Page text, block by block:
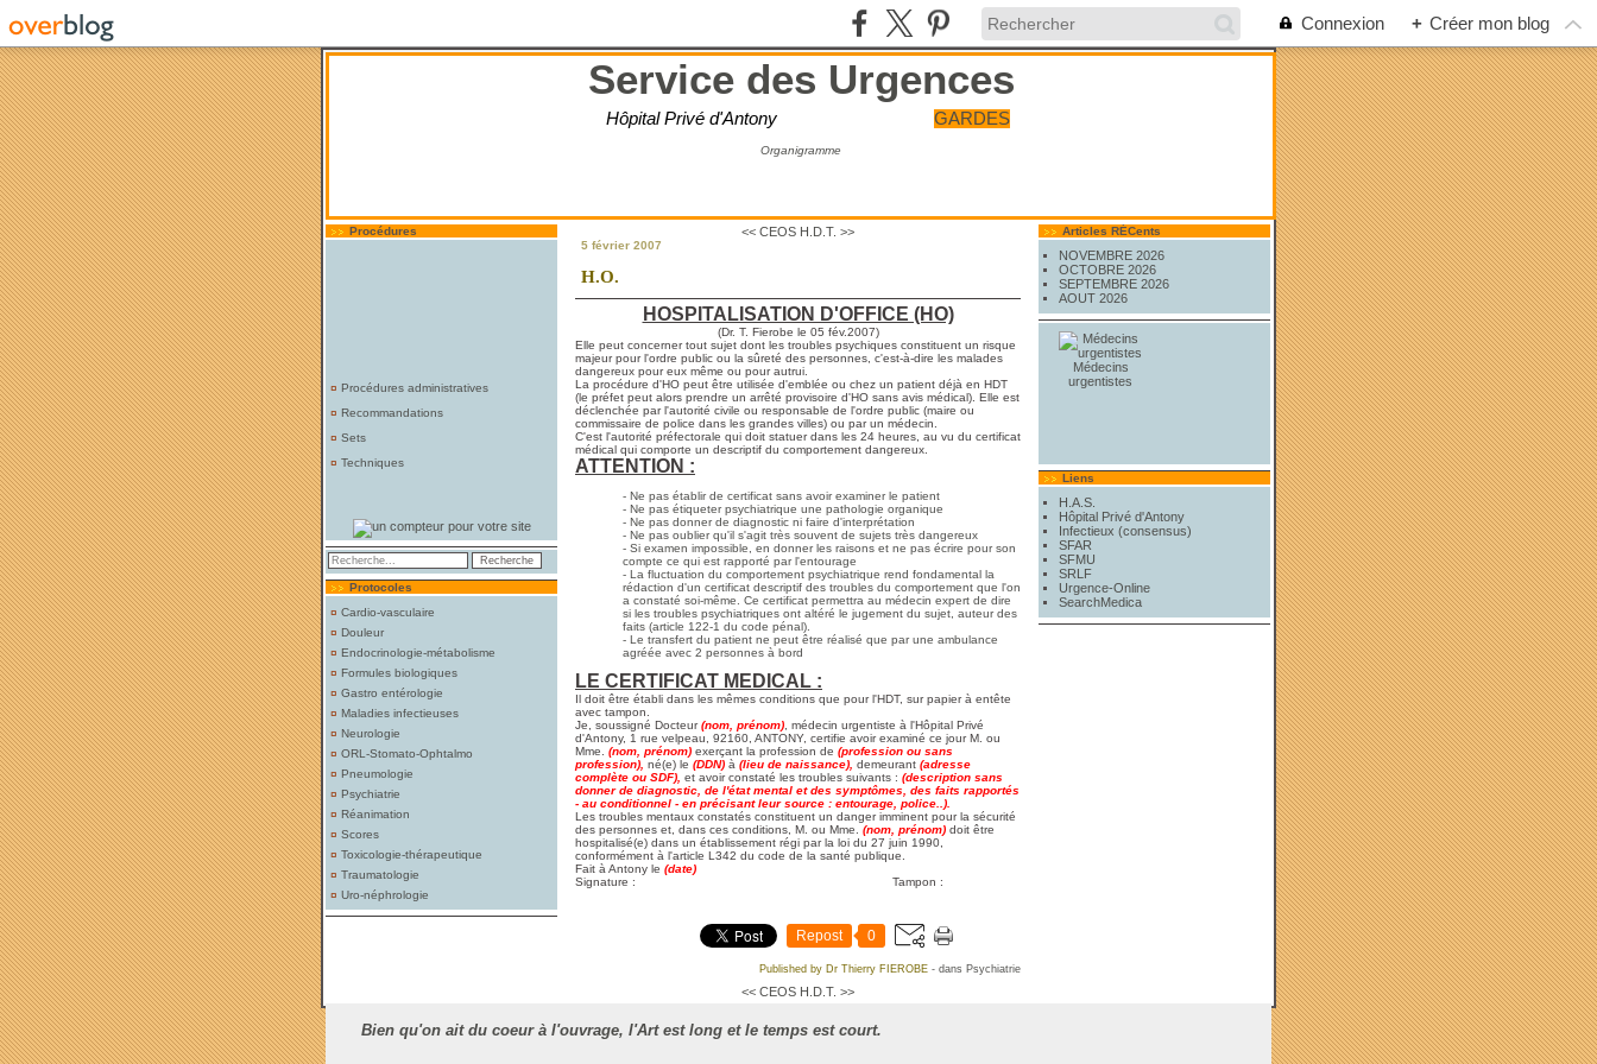
Connexion + Créer mon blog
Service des Urgences
Hôpital Privé d'Antony GARDES
Organigramme
Procédures
¤ Procédures administratives
¤ Recommandations
¤ Sets
¤ Techniques
Protocoles
¤ Cardio-vasculaire
¤ Douleur
¤ Endocrinologie-métabolisme
¤ Formules biologiques
¤ Gastro entérologie
¤ Maladies infectieuses
¤ Neurologie
¤ ORL-Stomato-Ophtalmo
¤ Pneumologie
¤ Psychiatrie
¤ Réanimation
¤ Scores
¤ Toxicologie-thérapeutique
¤ Traumatologie
¤ Uro-néphrologie
<< CEOS H.D.T. >>
5 février 2007
H.O.
HOSPITALISATION D'OFFICE (HO)
(Dr. T. Fierobe le 05 fév.2007)
Elle peut concerner tout sujet dont les troubles psychiques constituent un risque
majeur pour l'ordre public ou la sûreté des personnes, c'est-à-dire les malades
dangereux pour eux même ou pour autrui.
La procédure d'HO peut être utilisée d'emblée ou chez un patient déjà en HDT
(le préfet peut alors prendre un arrêté provisoire d'HO sans avis médical). Elle est
déclenchée par l'autorité civile ou responsable de l'ordre public (maire ou
commissaire de police dans les grandes villes) ou par un médecin.
C'est l'autorité préfectorale qui doit statuer dans les 24 heures, au vu du certificat
médical qui comporte un descriptif du comportement dangereux.
ATTENTION :
- Ne pas établir de certificat sans avoir examiner le patient
- Ne pas étiqueter psychiatrique une pathologie organique
- Ne pas donner de diagnostic ni faire d'interprétation
- Ne pas oublier qu'il s'agit très souvent de sujets très dangereux
- Si examen impossible, en donner les raisons et ne pas écrire pour son
compte ce qui est rapporté par l'entourage
- La fluctuation du comportement psychiatrique rend fondamental la
rédaction d'un certificat descriptif des troubles du comportement que l'on
a constaté soi-même. Ce certificat permettra au médecin expert de dire
si les troubles psychiatriques ont altéré le jugement du sujet, auteur des
faits (article 122-1 du code pénal).
- Le transfert du patient ne peut être réalisé que par une ambulance
agréée avec 2 personnes à bord
LE CERTIFICAT MEDICAL :
Il doit être établi dans les mêmes conditions que pour l'HDT, sur papier à entête
avec tampon.
Je, soussigné Docteur(nom, prénom) , médecin urgentiste à l'Hôpital Privé
d'Antony, 1 rue velpeau, 92160, ANTONY, certifie avoir examiné ce jour M. ou
Mme. (nom, prénom) exerçant la profession de (profession ou sans
profession), né(e) le (DDN) à (lieu de naissance), demeurant (adresse
complète ou SDF), et avoir constaté les troubles suivants : (description sans
donner de diagnostic, de l'état mental et des symptômes, des faits rapportés
- au conditionnel - en précisant leur source : entourage, police..).
Les troubles mentaux constatés constituent un danger imminent pour la sécurité
des personnes et, dans ces conditions, M. ou Mme. (nom, prénom) doit être
hospitalisé(e) dans un établissement régi par la loi du 27 juin 1990,
conformément à l'article L342 du code de la santé publique.
Fait à Antony le (date)
Signature : Tampon :
Repost 0
Published by Dr Thierry FIEROBE - dans Psychiatrie
<< CEOS H.D.T. >>
Articles RÉCents
NOVEMBRE 2026
OCTOBRE 2026
SEPTEMBRE 2026
AOUT 2026
Médecins
urgentistes
Liens
H.A.S.
Hôpital Privé d'Antony
Infectieux (consensus)
SFAR
SFMU
SRLF
Urgence-Online
SearchMedica
Bien qu'on ait du coeur à l'ouvrage, l'Art est long et le temps est court.